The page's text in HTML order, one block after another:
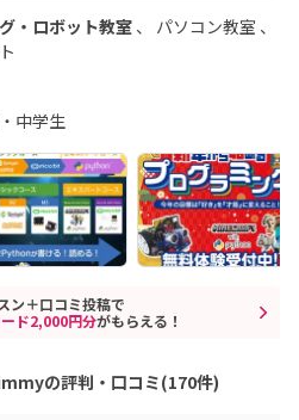
・ロボット教室
パソコン教室
中学生
ン＋口コミ投稿で
ド2,000円分がもらえる！
の評判・口コミ(170件)